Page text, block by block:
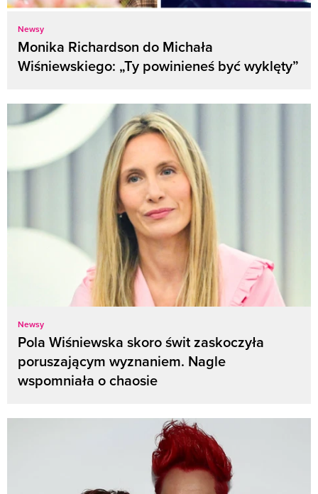
Newsy
Monika Richardson do Michała
Wiśniewskiego: „Ty powinieneś być wyklęty”
Newsy
Pola Wiśniewska skoro świt zaskoczyła
poruszającym wyznaniem. Nagle
wspomniała o chaosie